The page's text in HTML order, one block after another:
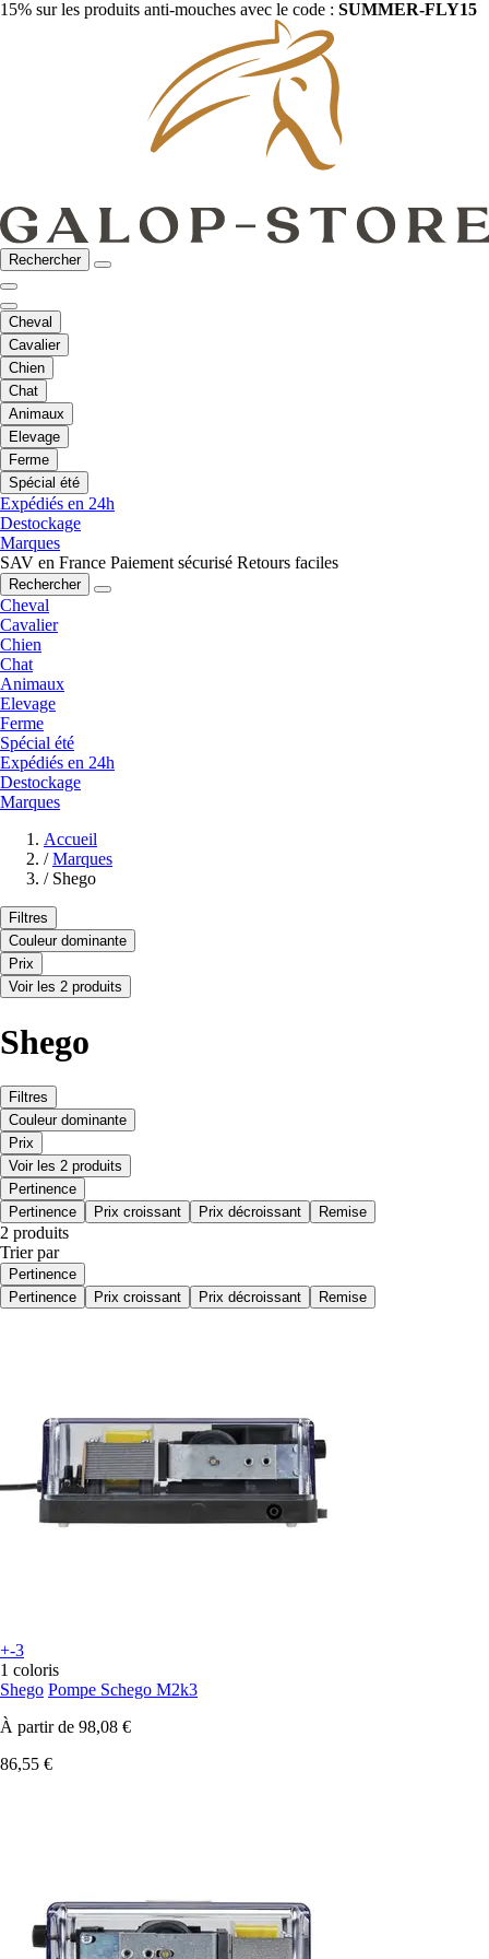
15% sur les produits anti-mouches avec le code : SUMMER-FLY15
Rechercher
Cheval
Cavalier
Chien
Chat
Animaux
Elevage
Ferme
Spécial été
Expédiés en 24h
Destockage
Marques
SAV en France Paiement sécurisé Retours faciles
Rechercher
Cheval
Cavalier
Chien
Chat
Animaux
Elevage
Ferme
Spécial été
Expédiés en 24h
Destockage
Marques
Accueil
/ Marques
/ Shego
Filtres
Couleur dominante
Prix
Voir les 2 produits
Shego
Filtres
Couleur dominante
Prix
Voir les 2 produits
Pertinence
Pertinence
Prix croissant Prix décroissant Remise
2 produits
Trier par
Pertinence
Pertinence
Prix croissant Prix décroissant Remise
+-3
1 coloris
Shego Pompe Schego M2k3
À partir de 98,08 €
86,55 €